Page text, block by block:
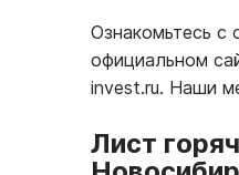
Ознакомьтесь с
официальном
invest.ru. Наши
Лист